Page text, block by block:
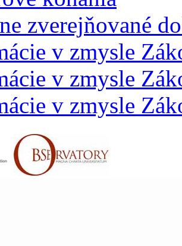
zverejňované
v zmysle
v zmysle
v zmysle